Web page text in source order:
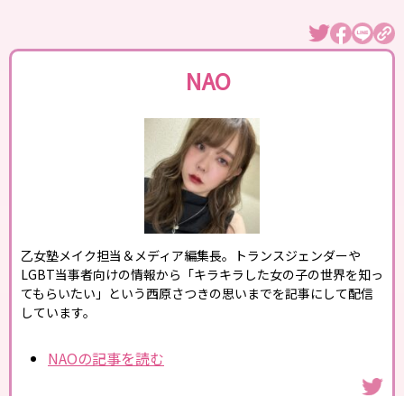
NAO
乙女塾メイク担当＆メディア編集長。トランスジェンダーや
LGBT当事者向けの情報から「キラキラした女の子の世界を知っ
てもらいたい」という西原さつきの思いまでを記事にして配信
しています。
NAOの記事を読む